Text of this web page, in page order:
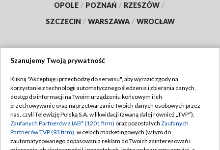
OPOLE / POZNAŃ / RZESZÓW /
SZCZECIN / WARSZAWA / WROCŁAW
TVP
Abonament TVP
Emisja w TVP
Centrum informacji TVP
Regulamin TVP
Polityka prywatności
Moje zgody
Szanujemy Twoją prywatność
Kliknij "Akceptuję i przechodzę do serwisu", aby wyrazić zgody na
korzystanie z technologii automatycznego śledzenia i zbierania danych,
dostęp do informacji na Twoim urządzeniu końcowym i ich
przechowywanie oraz na przetwarzanie Twoich danych osobowych przez
nas, czyli Telewizję Polską S.A. w likwidacji (zwaną dalej również „TVP”),
Zaufanych Partnerów z IAB* (1201 firm) oraz pozostałych Zaufanych
Partnerów TVP (93 firm), w celach marketingowych (w tym do
zautomatyzowanego dopasowania reklam do Twoich zainteresowań i